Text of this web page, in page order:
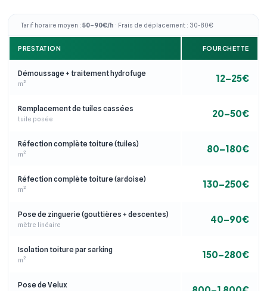
Tarif horaire moyen : 50–90€/h · Frais de déplacement : 30-80€
PRESTATION FOURCHETTE
Démoussage + traitement hydrofuge
m² 12–25€
Remplacement de tuiles cassées
tuile posée 20–50€
Réfection complète toiture (tuiles)
m² 80–180€
Réfection complète toiture (ardoise)
m² 130–250€
Pose de zinguerie (gouttières + descentes)
mètre linéaire 40–90€
Isolation toiture par sarking
m² 150–280€
Pose de Velux